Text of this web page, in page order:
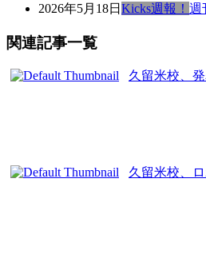
2026年5月18日 Kicks週報！ 週
関連記事一覧
久留米校、
久留米校、